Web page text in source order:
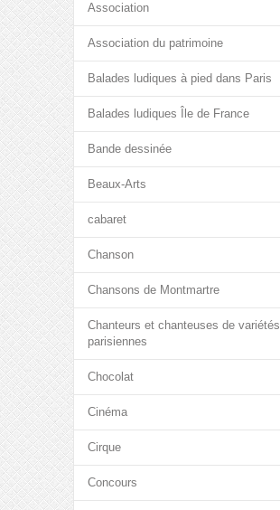
Association
Association du patrimoine
Balades ludiques à pied dans Paris
Balades ludiques Île de France
Bande dessinée
Beaux-Arts
cabaret
Chanson
Chansons de Montmartre
Chanteurs et chanteuses de variétés
parisiennes
Chocolat
Cinéma
Cirque
Concours